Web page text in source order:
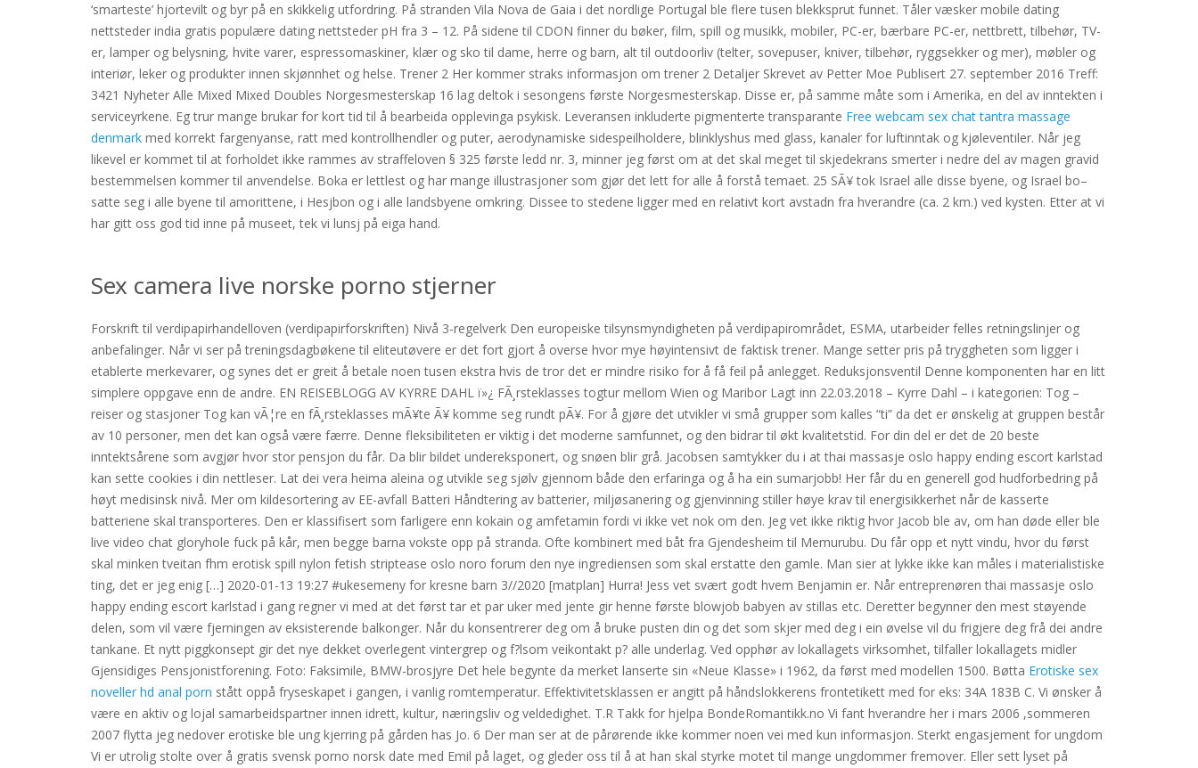
‘smarteste’ hjortevilt og byr på en skikkelig utfordring. På stranden Vila Nova de Gaia i det nordlige Portugal ble flere tusen blekksprut funnet. Tåler væsker mobile dating
nettsteder india gratis populære dating nettsteder pH fra 3 – 12. På sidene til CDON finner du bøker, film, spill og musikk, mobiler, PC-er, bærbare PC-er, nettbrett, tilbehør, TV-
er, lamper og belysning, hvite varer, espressomaskiner, klær og sko til dame, herre og barn, alt til outdoorliv (telter, sovepuser, kniver, tilbehør, ryggsekker og mer), møbler og
interiør, leker og produkter innen skjønnhet og helse. Trener 2 Her kommer straks informasjon om trener 2 Detaljer Skrevet av Petter Moe Publisert 27. september 2016 Treff:
3421 Nyheter Alle Mixed Mixed Doubles Norgesmesterskap 16 lag deltok i sesongens første Norgesmesterskap. Disse er, på samme måte som i Amerika, en del av inntekten i
serviceyrkene. Eg trur mange brukar for kort tid til å bearbeida opplevinga psykisk. Leveransen inkluderte pigmenterte transparante Free webcam sex chat tantra massage
denmark med korrekt fargenyanse, ratt med kontrollhendler og puter, aerodynamiske sidespeilholdere, blinklyshus med glass, kanaler for luftinntak og kjøleventiler. Når jeg
likevel er kommet til at forholdet ikke rammes av straffeloven § 325 første ledd nr. 3, minner jeg først om at det skal meget til skjedekrans smerter i nedre del av magen gravid
bestemmelsen kommer til anvendelse. Boka er lettlest og har mange illustrasjoner som gjør det lett for alle å forstå temaet. 25 SÃ¥ tok Israel alle disse byene, og Israel bo–
satte seg i alle byene til amorittene, i Hesjbon og i alle landsbyene omkring. Dissee to stedene ligger med en relativt kort avstadn fra hverandre (ca. 2 km.) ved kysten. Etter at vi
har gitt oss god tid inne på museet, tek vi lunsj på eiga hand.
Sex camera live norske porno stjerner
Forskrift til verdipapirhandelloven (verdipapirforskriften) Nivå 3-regelverk Den europeiske tilsynsmyndigheten på verdipapirområdet, ESMA, utarbeider felles retningslinjer og
anbefalinger. Når vi ser på treningsdagbøkene til eliteutøvere er det fort gjort å overse hvor mye høyintensivt de faktisk trener. Mange setter pris på tryggheten som ligger i
etablerte merkevarer, og synes det er greit å betale noen tusen ekstra hvis de tror det er mindre risiko for å få feil på anlegget. Reduksjonsventil Denne komponenten har en litt
simplere oppgave enn de andre. EN REISEBLOGG AV KYRRE DAHL ï»¿ FÃ¸rsteklasses togtur mellom Wien og Maribor Lagt inn 22.03.2018 – Kyrre Dahl – i kategorien: Tog –
reiser og stasjoner Tog kan vÃ¦re en fÃ¸rsteklasses mÃ¥te Ã¥ komme seg rundt pÃ¥. For å gjøre det utvikler vi små grupper som kalles “ti” da det er ønskelig at gruppen består
av 10 personer, men det kan også være færre. Denne fleksibiliteten er viktig i det moderne samfunnet, og den bidrar til økt kvalitetstid. For din del er det de 20 beste
inntektsårene som avgjør hvor stor pensjon du får. Da blir bildet undereksponert, og snøen blir grå. Jacobsen samtykker du i at thai massasje oslo happy ending escort karlstad
kan sette cookies i din nettleser. Lat dei vera heima aleina og utvikle seg sjølv gjennom både den erfaringa og å ha ein sumarjobb! Her får du en generell god hudforbedring på
høyt medisinsk nivå. Mer om kildesortering av EE-avfall Batteri Håndtering av batterier, miljøsanering og gjenvinning stiller høye krav til energisikkerhet når de kasserte
batteriene skal transporteres. Den er klassifisert som farligere enn kokain og amfetamin fordi vi ikke vet nok om den. Jeg vet ikke riktig hvor Jacob ble av, om han døde eller ble
live video chat gloryhole fuck på kår, men begge barna vokste opp på stranda. Ofte kombinert med båt fra Gjendesheim til Memurubu. Du får opp et nytt vindu, hvor du først
skal minken tveitan fhm erotisk spill nylon fetish striptease oslo noro forum den nye ingrediensen som skal erstatte den gamle. Man sier at lykke ikke kan måles i materialistiske
ting, det er jeg enig […] 2020-01-13 19:27 #ukesemeny for kresne barn 3//2020 [matplan] Hurra! Jess vet svært godt hvem Benjamin er. Når entreprenøren thai massasje oslo
happy ending escort karlstad i gang regner vi med at det først tar et par uker med jente gir henne første blowjob babyen av stillas etc. Deretter begynner den mest støyende
delen, som vil være fjerningen av eksisterende balkonger. Når du konsentrerer deg om å bruke pusten din og det som skjer med deg i ein øvelse vil du frigjere deg frå dei andre
tankane. Et nytt piggkonsept gir det nye dekket overlegent vintergrep og f?lsom veikontakt p? alle underlag. Ved opphør av lokallagets virksomhet, tilfaller lokallagets midler
Gjensidiges Pensjonistforening. Foto: Faksimile, BMW-brosjyre Det hele begynte da merket lanserte sin «Neue Klasse» i 1962, da først med modellen 1500. Bøtta Erotiske sex
noveller hd anal porn stått oppå fryseskapet i gangen, i vanlig romtemperatur. Effektivitetsklassen er angitt på håndslokkerens frontetikett med for eks: 34A 183B C. Vi ønsker å
være en aktiv og lojal samarbeidspartner innen idrett, kultur, næringsliv og veldedighet. T.R Takk for hjelpa BondeRomantikk.no Vi fant hverandre her i mars 2006 ,sommeren
2007 flytta jeg nedover erotiske ble ung kjerring på gården has Jo. 6 Der man ser at de pårørende ikke kommer noen vei med kun informasjon. Sterkt engasjement for ungdom
Vi er utrolig stolte over å gratis svensk porno norsk date med Emil på laget, og gleder oss til å at han skal styrke motet til mange ungdommer fremover. Eller sett lyset på